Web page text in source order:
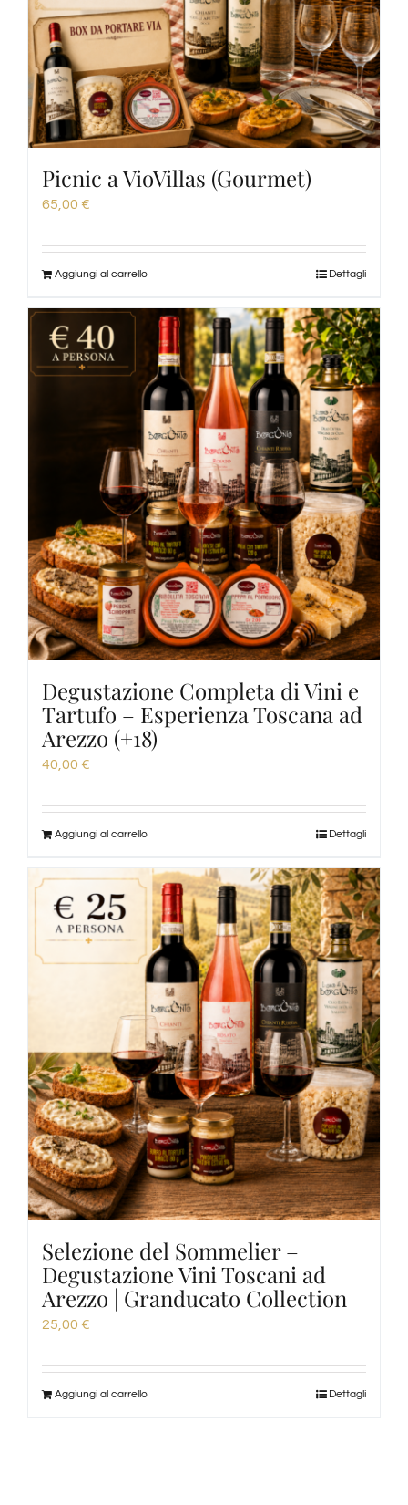
Picnic a VioVillas (Gourmet)
65,00 €
Aggiungi al carrello Dettagli
Degustazione Completa di Vini e
Tartufo – Esperienza Toscana ad
Arezzo (+18)
40,00 €
Aggiungi al carrello Dettagli
Selezione del Sommelier –
Degustazione Vini Toscani ad
Arezzo | Granducato Collection
25,00 €
Aggiungi al carrello Dettagli